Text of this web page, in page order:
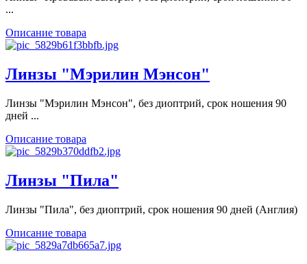
...
Описание товара
Линзы "Мэрилин Мэнсон"
Линзы "Мэрилин Мэнсон", без диоптрий, срок ношения 90
дней ...
Описание товара
Линзы "Пила"
Линзы "Пила", без диоптрий, срок ношения 90 дней (Англия)
Описание товара